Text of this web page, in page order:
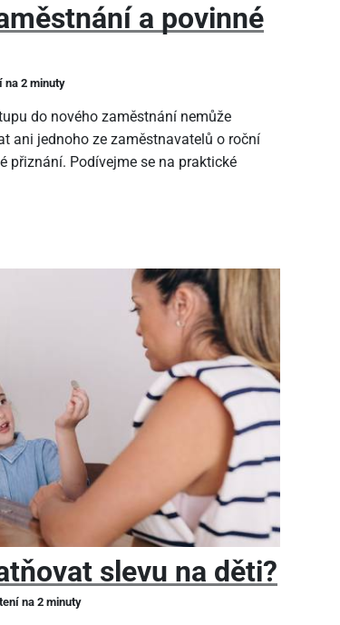
a povinné
na 2 minuty
do nového zaměstnání nemůže
ani jednoho ze zaměstnavatelů o roční
přiznání. Podívejme se na praktické
slevu na děti?
na 2 minuty